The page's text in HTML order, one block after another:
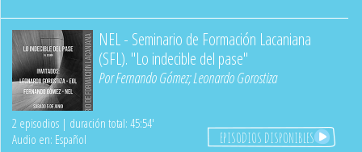
NEL - Seminario de Formación Lacaniana
(SFL). "Lo indecible del pase"
PorFernando Gómez;Leonardo Gorostiza
2 episodios | duración total: 45:54'
Audio en: Español
EPISODIOS DISPONIBLES